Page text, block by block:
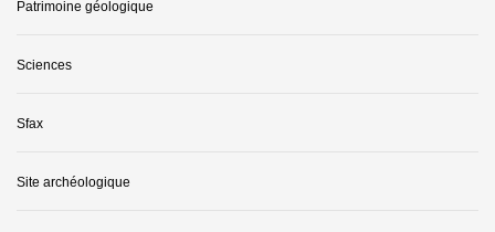
Patrimoine géologique
Sciences
Sfax
Site archéologique